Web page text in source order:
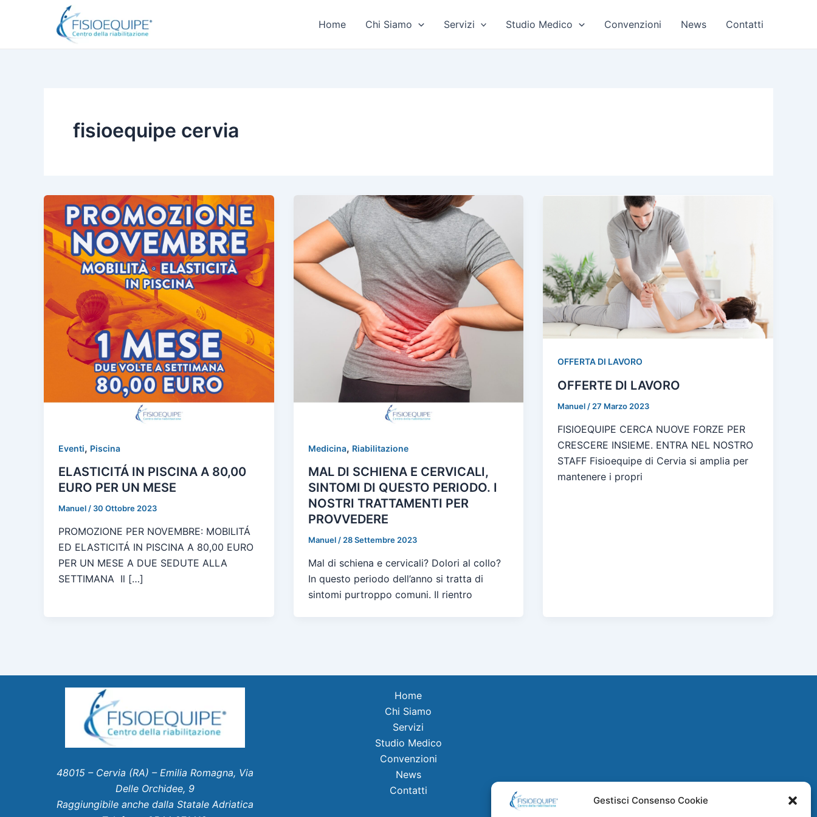
Gestisci Consenso Cookie
Home Chi Siamo Servizi Studio Medico Convenzioni News Contatti
fisioequipe cervia
Eventi, Piscina
ELASTICITÁ IN PISCINA A 80,00
EURO PER UN MESE
Manuel/ 30 Ottobre 2023
PROMOZIONE PER NOVEMBRE: MOBILITÁ
ED ELASTICITÁ IN PISCINA A 80,00 EURO
PER UN MESE A DUE SEDUTE ALLA
SETTIMANA Il […]
Medicina, Riabilitazione
MAL DI SCHIENA E CERVICALI,
SINTOMI DI QUESTO PERIODO. I
NOSTRI TRATTAMENTI PER
PROVVEDERE
Manuel/28 Settembre 2023
Mal di schiena e cervicali? Dolori al collo?
In questo periodo dell’anno si tratta di
sintomi purtroppo comuni. Il rientro
OFFERTA DI LAVORO
OFFERTE DI LAVORO
Manuel / 27 Marzo 2023
FISIOEQUIPE CERCA NUOVE FORZE PER
CRESCERE INSIEME. ENTRA NEL NOSTRO
STAFF Fisioequipe di Cervia si amplia per
mantenere i propri
48015 – Cervia (RA) – Emilia Romagna, Via
Delle Orchidee, 9
Raggiungibile anche dalla Statale Adriatica
Home
Chi Siamo
Servizi
Studio Medico
Convenzioni
News
Contatti